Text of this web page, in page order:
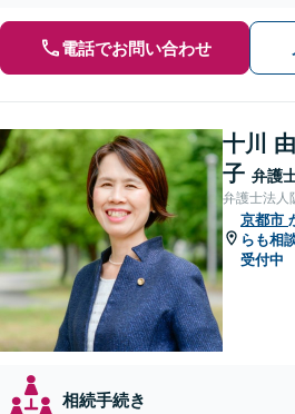
電話でお問い合わせ
十川
子 弁護
弁護士法人
京都市
らも相
受付中
相続手続き